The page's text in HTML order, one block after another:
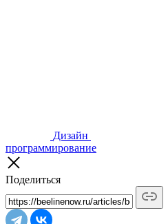
Дизайн
программирование
Поделиться